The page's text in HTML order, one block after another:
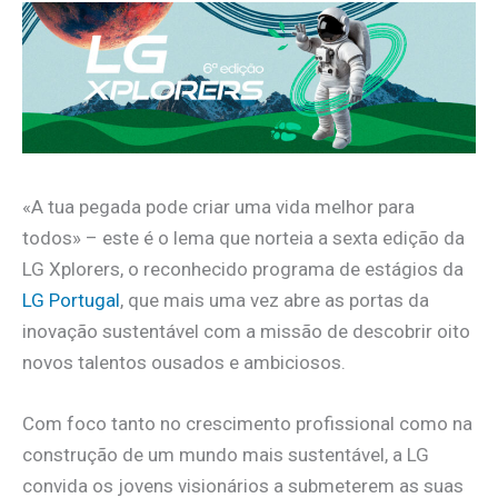
«A tua pegada pode criar uma vida melhor para
todos» – este é o lema que norteia a sexta edição da
LG Xplorers, o reconhecido programa de estágios da
LG Portugal, que mais uma vez abre as portas da
inovação sustentável com a missão de descobrir oito
novos talentos ousados e ambiciosos.
Com foco tanto no crescimento profissional como na
construção de um mundo mais sustentável, a LG
convida os jovens visionários a submeterem as suas